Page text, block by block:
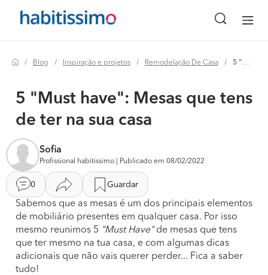
Blog Inspiração e projetos Remodelação De Casa 5 "must have": mesas que tens de ter na sua casa
5 "Must have": Mesas que tens
de ter na sua casa
Sofia
Profissional habitissimo | Publicado em 08/02/2022
0 Guardar
Sabemos que as mesas é um dos principais elementos
de mobiliário presentes em qualquer casa. Por isso
mesmo reunimos 5 "Must Have"de mesas que tens
que ter mesmo na tua casa, e com algumas dicas
adicionais que não vais querer perder... Fica a saber
tudo!